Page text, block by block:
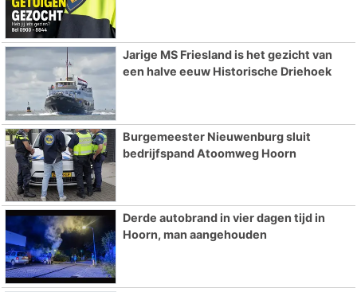
Jarige MS Friesland is het gezicht van
een halve eeuw Historische Driehoek
Burgemeester Nieuwenburg sluit
bedrijfspand Atoomweg Hoorn
Derde autobrand in vier dagen tijd in
Hoorn, man aangehouden